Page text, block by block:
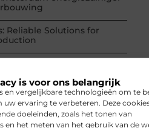
is voor ons belangrijk
en vergelijkbare technologieën om te
ervaring te verbeteren. Deze
doeleinden, zoals het tonen van
en het meten van het gebruik van de
Reliable Solutions for